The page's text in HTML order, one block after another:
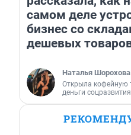
самом деле
бизнес со
дешевых
Наталья Шорохова
Открыла кофейную
деньги соцразвития